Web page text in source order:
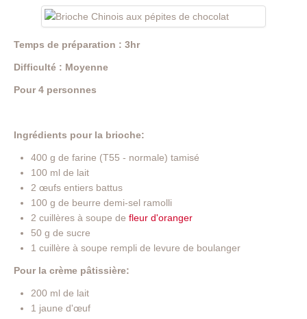
Temps de préparation : 3hr
Difficulté : Moyenne
Pour 4 personnes
Ingrédients pour la brioche:
400 g de farine (T55 - normale) tamisé
100 ml de lait
2 œufs entiers battus
100 g de beurre demi-sel ramolli
2 cuillères à soupe de fleur d'oranger
50 g de sucre
1 cuillère à soupe rempli de levure de boulanger
Pour la crème pâtissière:
200 ml de lait
1 jaune d'œuf